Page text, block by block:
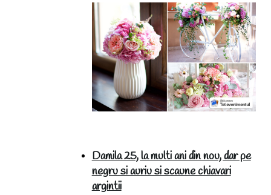
Damila 25, la multi ani din nou, dar pe
negru si auriu si scaune chiavari
argintii